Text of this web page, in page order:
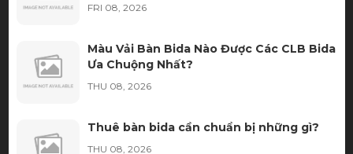
FRI 08, 2026
Màu Vải Bàn Bida Nào Được Các CLB Bida
Ưa Chuộng Nhất?
THU 08, 2026
Thuê bàn bida cần chuẩn bị những gì?
THU 08, 2026